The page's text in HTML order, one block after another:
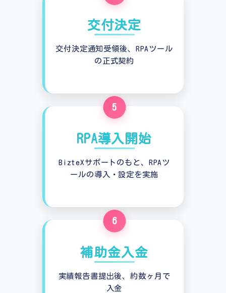
交付決定
交付決定通知受領後、RPAツール
の正式契約
5
RPA導入開始
BizteXサポートのもと、RPAツ
ールの導入・設定を実施
6
補助金入金
実績報告書提出後、約数ヶ月で
入金